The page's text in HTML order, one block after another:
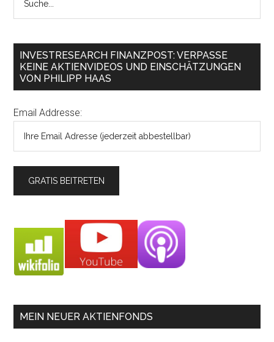
INVESTRESEARCH FINANZPOST: VERPASSE
KEINE AKTIENVIDEOS UND EINSCHÄTZUNGEN
VON PHILIPP HAAS
Email Addresse:
MEIN NEUER AKTIENFONDS